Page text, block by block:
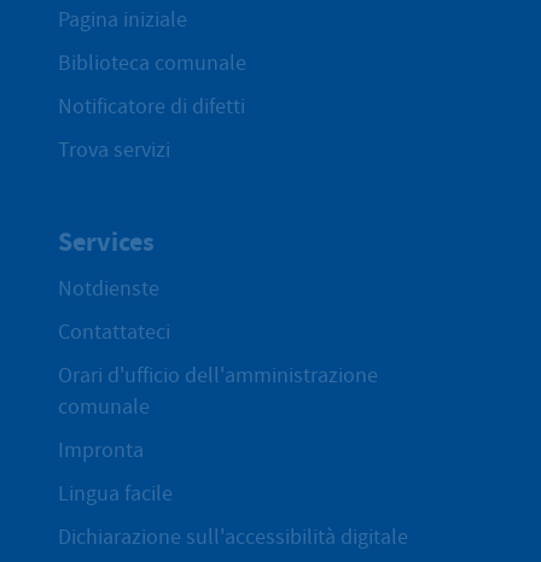
Pagina iniziale
Biblioteca comunale
Notificatore di difetti
Trova servizi
Services
Notdienste
Contattateci
Orari d'ufficio dell'amministrazione
comunale
Impronta
Lingua facile
Dichiarazione sull'accessibilità digitale